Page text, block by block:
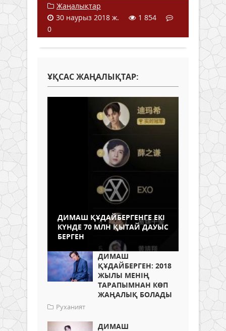
Жаңалықтар
30 наурыз 2018 ж.
1 854
0
ҰҚСАС ЖАҢАЛЫҚТАР:
ДИМАШ ҚҰДАЙБЕРГЕНГЕ ЕКІ
КҮНДЕ 70 МЛН ҚЫТАЙ ДАУЫС
БЕРГЕН
ДИМАШ
ҚҰДАЙБЕРГЕН: 2018
ЖЫЛЫ МЕНІҢ
ТАРАПЫМНАН КӨП
ЖАҢАЛЫҚ БОЛАДЫ
Руханият
ДИМАШ